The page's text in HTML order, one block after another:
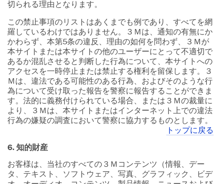
切られる理由となります。
この禁止事項のリストはあくまでも例であり、すべてを網
羅しているわけではありません。３Ｍは、通知の有無にか
かわらず、本第5条の違反、理由の如何を問わず、３Ｍが
本サイトまたは本サイトの他のユーザーにとって不適切で
あるか混乱させると判断した行為について、本サイトへの
アクセスを一時停止または禁止する権利を留保します。３
Ｍは、違法である可能性のある行為、およびそのような行
為について受け取った報告を警察に報告することができま
す。法的に義務付けられている場合、または３Ｍの裁量に
より、３Ｍは、本サイトまたはインターネット上での違法
行為の嫌疑の調査において警察に協力するものとします。
トップに戻る
6. 知的財産
お客様は、当社のすべての３Ｍコンテンツ（情報、デー
タ、テキスト、ソフトウェア、写真、グラフィック、ビデ